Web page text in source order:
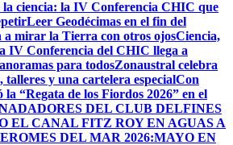
la ciencia: la IV Conferencia CHIC que
Leer Geodécimas en el fin del
mirar la Tierra con otros ojosCiencia,
IV Conferencia del CHIC llega a
para todosZonaustral celebra
talleres y una cartelera especialCon
“Regata de los Fiordos 2026” en el
DEL CLUB DELFINES
EL CANAL FITZ ROY EN AGUAS A
MES DEL MAR 2026:MAYO EN